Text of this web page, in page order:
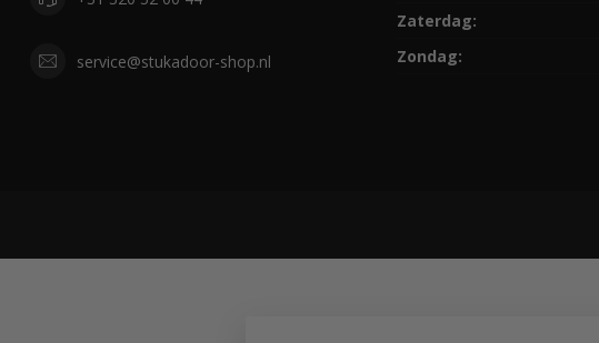
service@stukadoor-shop.nl
Zaterdag:
Zondag: